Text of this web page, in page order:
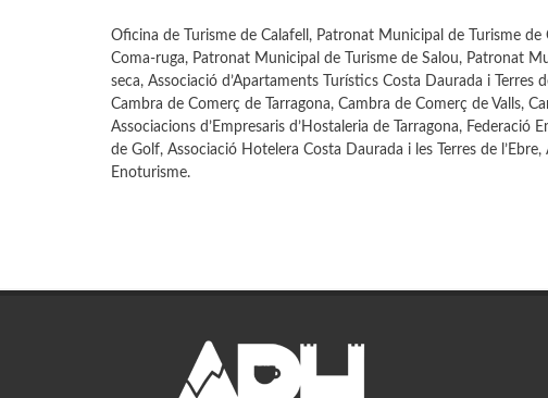
Oficina de Turisme de Calafell, Patronat Municipal de Turisme
Coma-ruga, Patronat Municipal de Turisme de Salou, Patronat
seca, Associació d’Apartaments Turístics Costa Daurada i Terres
Cambra de Comerç de Tarragona, Cambra de Comerç de Valls,
Associacions d’Empresaris d’Hostaleria de Tarragona, Federació
de Golf, Associació Hotelera Costa Daurada i les Terres de
Enoturisme.